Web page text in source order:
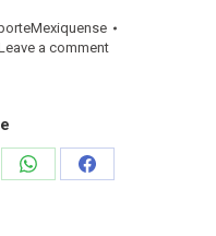
a comment
Share
Share